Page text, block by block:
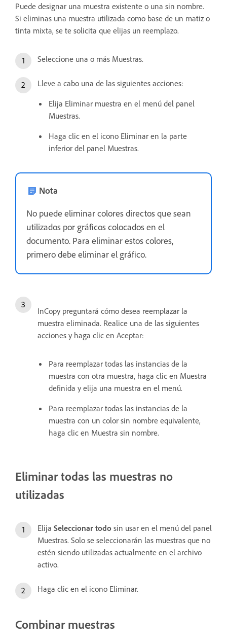
Puede designar una muestra existente o una sin nombre.
Si eliminas una muestra utilizada como base de un matiz o
tinta mixta, se te solicita que elijas un reemplazo.
Seleccione una o más Muestras.
Lleve a cabo una de las siguientes acciones:
Elija Eliminar muestra en el menú del panel
Muestras.
Haga clic en el icono Eliminar en la parte
inferior del panel Muestras.
Nota
No puede eliminar colores directos que sean
utilizados por gráficos colocados en el
documento. Para eliminar estos colores,
primero debe eliminar el gráfico.
InCopy preguntará cómo desea reemplazar la
muestra eliminada. Realice una de las siguientes
acciones y haga clic en Aceptar:
Para reemplazar todas las instancias de la
muestra con otra muestra, haga clic en Muestra
definida y elija una muestra en el menú.
Para reemplazar todas las instancias de la
muestra con un color sin nombre equivalente,
haga clic en Muestra sin nombre.
Eliminar todas las muestras no
utilizadas
Elija Seleccionar todo sin usar en el menú del panel
Muestras. Solo se seleccionarán las muestras que no
estén siendo utilizadas actualmente en el archivo
activo.
Haga clic en el icono Eliminar.
Combinar muestras